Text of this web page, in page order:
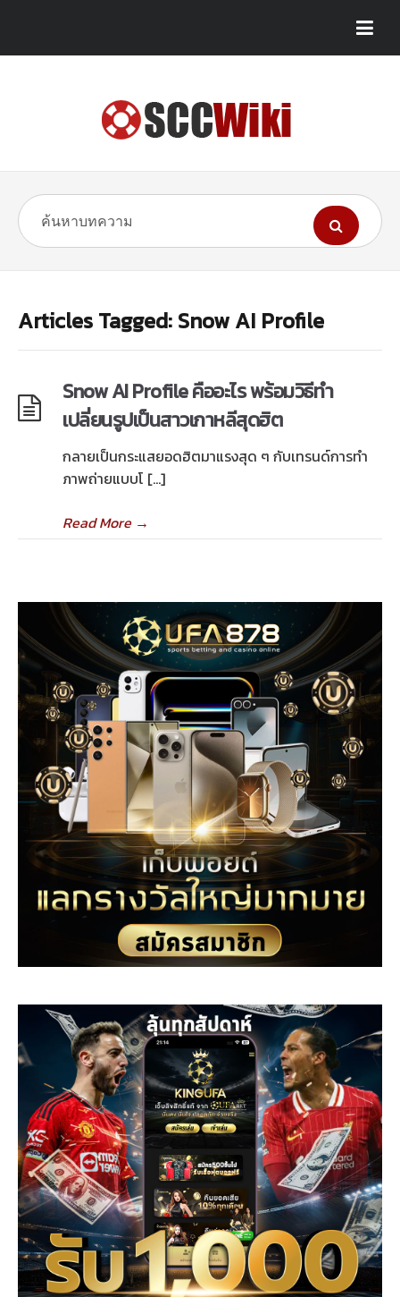
Articles Tagged: Snow AI Profile
Snow AI Profile คืออะไร พร้อมวิธีทำ
เปลี่ยนรูปเป็นสาวเกาหลีสุดฮิต
กลายเป็นกระแสยอดฮิตมาแรงสุด ๆ กับเทรนด์การทำ
ภาพถ่ายแบบโ […]
Read More→